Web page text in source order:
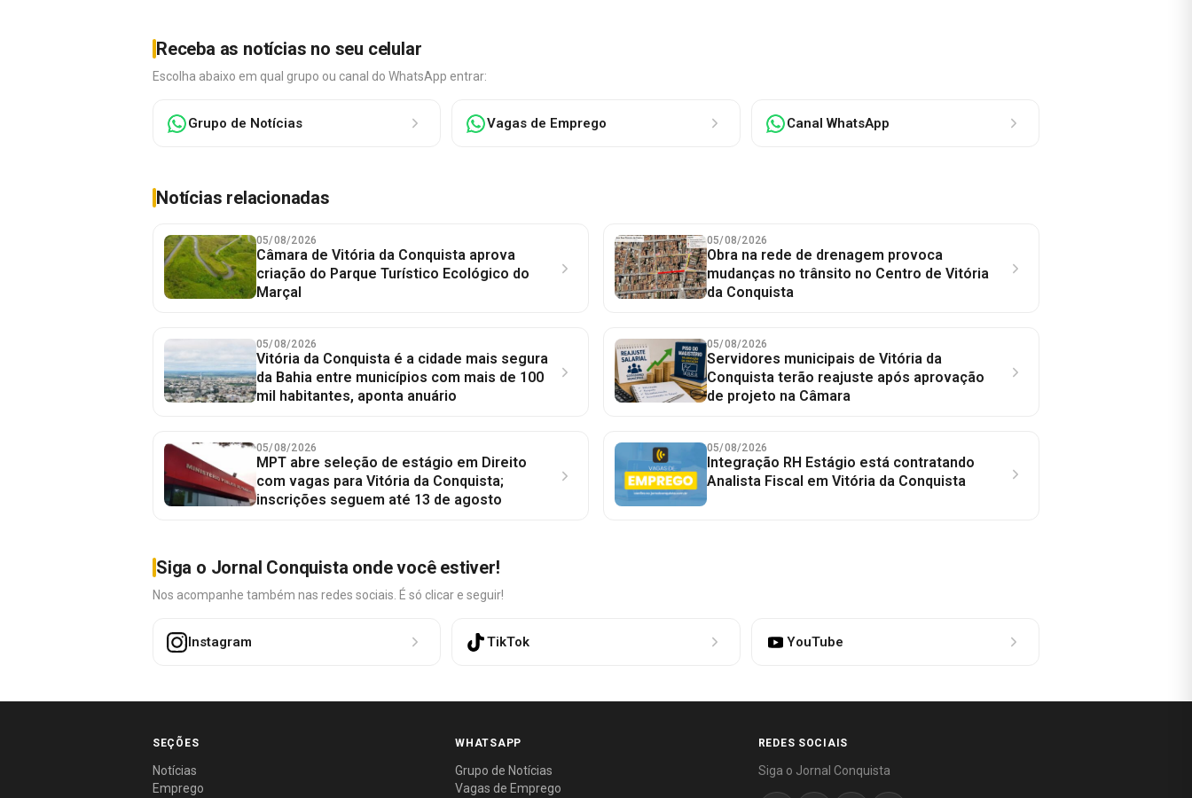
Receba as notícias no seu celular
Escolha abaixo em qual grupo ou canal do WhatsApp entrar:
Grupo de Notícias Vagas de Emprego Canal WhatsApp
Notícias relacionadas
05/08/2026
Câmara de Vitória da Conquista aprova
criação do Parque Turístico Ecológico do
Marçal
05/08/2026
Obra na rede de drenagem provoca
mudanças no trânsito no Centro de Vitória
da Conquista
05/08/2026
Vitória da Conquista é a cidade mais segura
da Bahia entre municípios com mais de 100
mil habitantes, aponta anuário
05/08/2026
Servidores municipais de Vitória da
Conquista terão reajuste após aprovação
de projeto na Câmara
05/08/2026
MPT abre seleção de estágio em Direito
com vagas para Vitória da Conquista;
inscrições seguem até 13 de agosto
05/08/2026
Integração RH Estágio está contratando
Analista Fiscal em Vitória da Conquista
Siga o Jornal Conquista onde você estiver!
Nos acompanhe também nas redes sociais. É só clicar e seguir!
Instagram TikTok YouTube
SEÇÕES
Notícias
Emprego
WHATSAPP
Grupo de Notícias
Vagas de Emprego
REDES SOCIAIS
Siga o Jornal Conquista